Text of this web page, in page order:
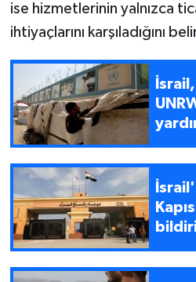
ise hizmetlerinin yalnızca
ihtiyaçlarını karşıladığını